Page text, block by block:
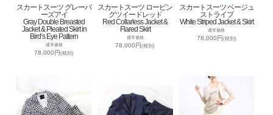
スカートスーツ グレーバ
ーズアイ
Gray Double Breasted
Jacket & Pleated Skirt in
Bird’s Eye Pattern
通常価格
78,000円(税別)
スカートスーツ ロービン
グツイードレッド
Red Collarless Jacket &
Flared Skirt
通常価格
78,000円(税別)
スカートスーツ ベージュ
ストライプ
White Striped Jacket & Skirt
通常価格
78,000円(税別)